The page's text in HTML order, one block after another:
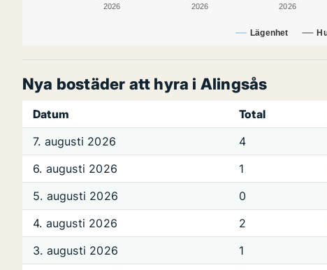
Lägenhet
2026
2026
2026
Nya bostäder att hyra i Alingsås
Datum Total
7. augusti 2026
4
6. augusti 2026
1
5. augusti 2026
0
4. augusti 2026
2
3. augusti 2026
1